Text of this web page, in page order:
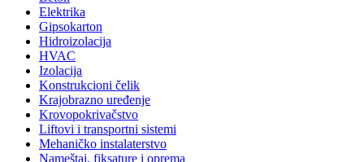
Elektrika
Gipsokarton
Hidroizolacija
HVAC
Izolacija
Konstrukcioni čelik
Krajobrazno uređenje
Krovopokrivačstvo
Liftovi i transportni sistemi
Mehaničko instalaterstvo
Nameštaj, fiksature i oprema